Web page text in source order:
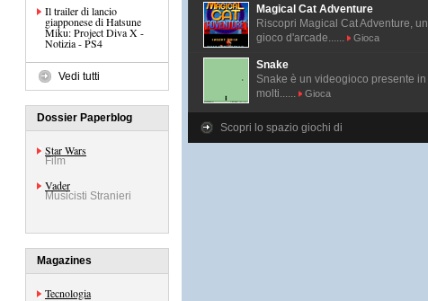
Il trailer di lancio
giapponese di Hatsune
Miku: Project Diva X -
Notizia - PS4
Vedi tutti
Dossier Paperblog
Star Wars
Film
Vader
Musicisti Stranieri
Magazines
Tecnologia
Magical Cat Adventure
Riscopri Magical Cat Adventure, un
gioco d'arcade......
Gioca
Snake
Snake è un videogioco presente in
molti......
Gioca
Scopri lo spazio giochi di